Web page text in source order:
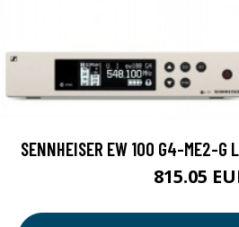
SENNHEISER EW 100 G4-ME2-G
815.05